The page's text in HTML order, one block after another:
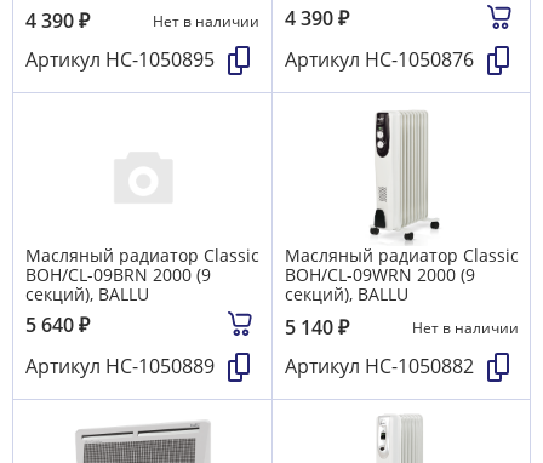
4 390₽ Нет в наличии
Артикул НС-1050895
4 390₽
Артикул НС-1050876
Масляный радиатор Classic
BOH/CL-09BRN 2000 (9
секций), BALLU
5 640₽
Артикул НС-1050889
Масляный радиатор Classic
BOH/CL-09WRN 2000 (9
секций), BALLU
5 140₽ Нет в наличии
Артикул НС-1050882